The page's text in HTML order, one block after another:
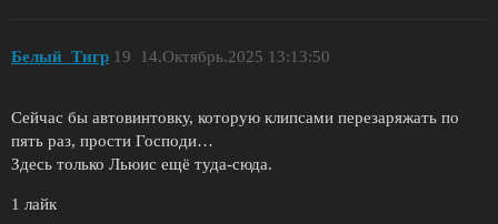
Белый_Tигр 14.Октябрь.2025 13:13:50
19
Сейчас бы автовинтовку, которую клипсами перезаряжать по
пять раз, прости Господи…
Здесь только Льюис ещё туда-сюда.
1 лайк